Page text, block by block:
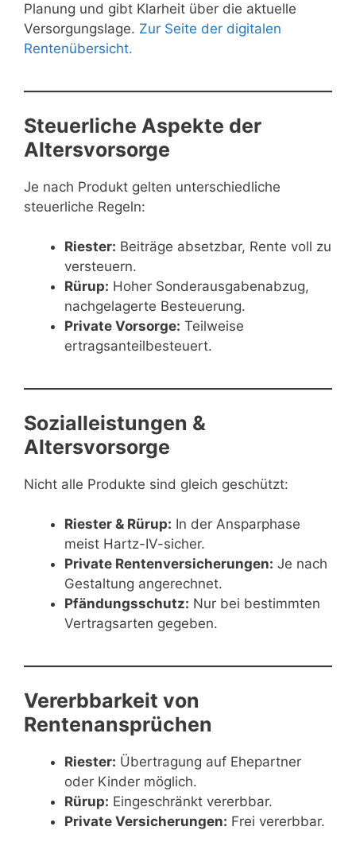
Planung und gibt Klarheit über die aktuelle
Versorgungslage. Zur Seite der digitalen
Rentenübersicht.
Steuerliche Aspekte der
Altersvorsorge
Je nach Produkt gelten unterschiedliche
steuerliche Regeln:
Riester: Beiträge absetzbar, Rente voll zu
versteuern.
Rürup: Hoher Sonderausgabenabzug,
nachgelagerte Besteuerung.
Private Vorsorge: Teilweise
ertragsanteilbesteuert.
Sozialleistungen &
Altersvorsorge
Nicht alle Produkte sind gleich geschützt:
Riester & Rürup: In der Ansparphase
meist Hartz-IV-sicher.
Private Rentenversicherungen: Je nach
Gestaltung angerechnet.
Pfändungsschutz: Nur bei bestimmten
Vertragsarten gegeben.
Vererbbarkeit von
Rentenansprüchen
Riester: Übertragung auf Ehepartner
oder Kinder möglich.
Rürup: Eingeschränkt vererbbar.
Private Versicherungen: Frei vererbbar.